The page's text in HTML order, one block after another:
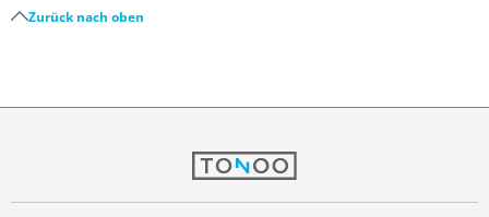
Zurück nach oben